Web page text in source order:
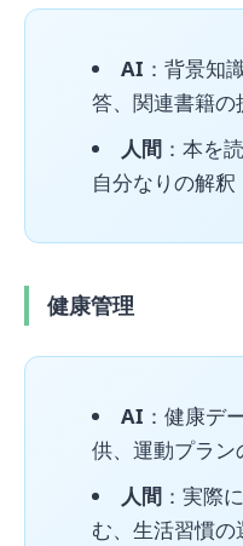
AI ：背景知
答、関連書籍の
人間：本を
自分なりの解釈
健康管理
AI ：健康デ
供、運動プラン
人間：実際
む、生活習慣の